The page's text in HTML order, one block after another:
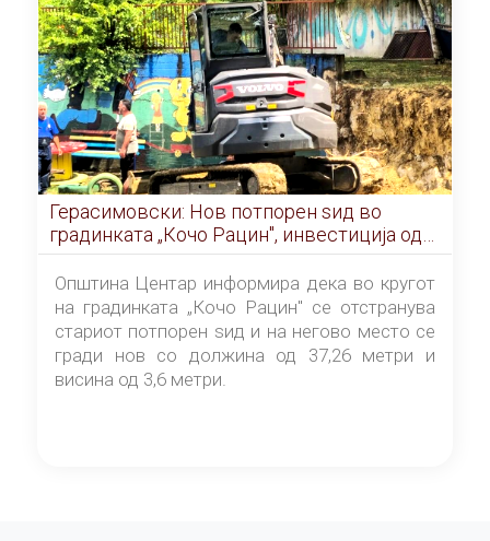
Герасимовски: Нов потпорен ѕид во
градинката „Кочо Рацин", инвестиција од
5,99 милиони денари
Општина Центар информира дека во кругот
на градинката „Кочо Рацин" се отстранува
стариот потпорен ѕид и на негово место се
гради нов со должина од 37,26 метри и
висина од 3,6 метри.